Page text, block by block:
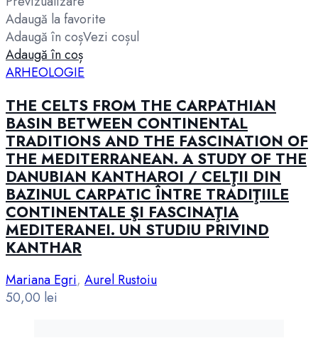
Adaugă la favorite
Adaugă în coșVezi coșul
Adaugă în coș
ARHEOLOGIE
THE CELTS FROM THE CARPATHIAN
BASIN BETWEEN CONTINENTAL
TRADITIONS AND THE FASCINATION OF
THE MEDITERRANEAN. A STUDY OF THE
DANUBIAN KANTHAROI / CELŢII DIN
BAZINUL CARPATIC ÎNTRE TRADIŢIILE
CONTINENTALE ŞI FASCINAŢIA
MEDITERANEI. UN STUDIU PRIVIND
KANTHAR
Mariana Egri, Aurel Rustoiu
50,00 lei